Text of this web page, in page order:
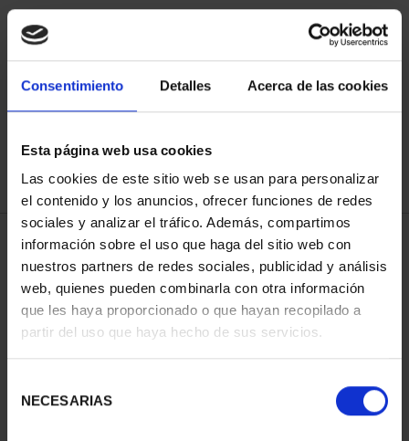
Consentimiento Detalles Acerca de las cookies
Esta página web usa cookies
Las cookies de este sitio web se usan para personalizar
el contenido y los anuncios, ofrecer funciones de redes
sociales y analizar el tráfico. Además, compartimos
información sobre el uso que haga del sitio web con
nuestros partners de redes sociales, publicidad y análisis
web, quienes pueden combinarla con otra información
que les haya proporcionado o que hayan recopilado a
partir del uso que haya hecho de sus servicios.
NECESARIAS
ORDENAR POR:
4 Productos encontrados